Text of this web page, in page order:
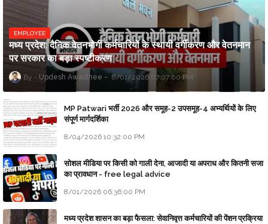
EMPLOYEE
मध्य प्रदेश: दैनिक वेतनभोगी कर्मचारियों के स्थायी वर्गीकरण और वेतनमान
पर सरकार का बड़ा स्पष्टीकरण
Updesh Awasthee 8/01/2026 07:07:00 PM
MP Patwari भर्ती 2026 और समूह-2 उपसमूह-4 अभ्यर्थियों के लिए
संपूर्ण मार्गदर्शिका
8/04/2026 10:32:00 PM
सोशल मीडिया पर किसी को गाली देना, आजादी या अपराध और कितनी सजा
का प्रावधान - free legal advice
8/01/2026 06:36:00 PM
मध्य प्रदेश शासन का बड़ा फैसला: सेवानिवृत्त कर्मचारियों की पेंशन प्रक्रिया